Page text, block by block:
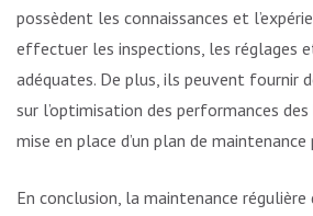
possèdent les connaissances et
effectuer les inspections, les réglages
adéquates. De plus, ils peuvent fournir
sur l’optimisation des performances
mise en place d’un plan de maintenance
En conclusion, la maintenance régulière